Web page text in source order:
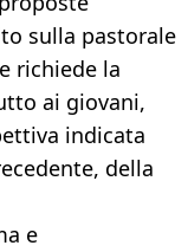
sulla pastorale
richiede la
ai giovani,
indicata
della
e